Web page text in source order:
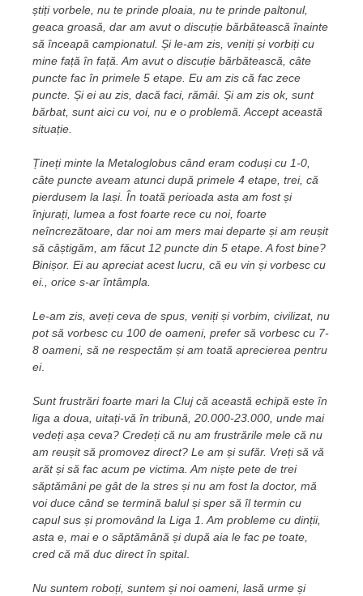
știți vorbele, nu te prinde ploaia, nu te prinde paltonul,
geaca groasă, dar am avut o discuție bărbătească înainte
să înceapă campionatul. Și le-am zis, veniți și vorbiți cu
mine față în față. Am avut o discuție bărbătească, câte
puncte fac în primele 5 etape. Eu am zis că fac zece
puncte. Și ei au zis, dacă faci, rămâi. Și am zis ok, sunt
bărbat, sunt aici cu voi, nu e o problemă. Accept această
situație.
Țineți minte la Metaloglobus când eram coduși cu 1-0,
câte puncte aveam atunci după primele 4 etape, trei, că
pierdusem la Iași. În toată perioada asta am fost și
înjurați, lumea a fost foarte rece cu noi, foarte
neîncrezătoare, dar noi am mers mai departe și am reușit
să câștigăm, am făcut 12 puncte din 5 etape. A fost bine?
Binișor. Ei au apreciat acest lucru, că eu vin și vorbesc cu
ei., orice s-ar întâmpla.
Le-am zis, aveți ceva de spus, veniți și vorbim, civilizat, nu
pot să vorbesc cu 100 de oameni, prefer să vorbesc cu 7-
8 oameni, să ne respectăm și am toată aprecierea pentru
ei.
Sunt frustrări foarte mari la Cluj că această echipă este în
liga a doua, uitați-vă în tribună, 20.000-23.000, unde mai
vedeți așa ceva? Credeți că nu am frustrările mele că nu
am reușit să promovez direct? Le am și sufăr. Vreți să vă
arăt și să fac acum pe victima. Am niște pete de trei
săptămâni pe gât de la stres și nu am fost la doctor, mă
voi duce când se termină balul și sper să îl termin cu
capul sus și promovând la Liga 1. Am probleme cu dinții,
asta e, mai e o săptămână și după aia le fac pe toate,
cred că mă duc direct în spital.
Nu suntem roboți, suntem și noi oameni, lasă urme și